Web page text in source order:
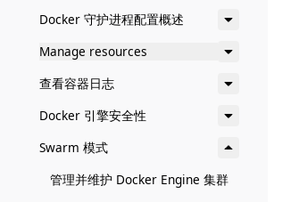
Docker 守护进程配置概述
Manage resources
查看容器日志
Docker 引擎安全性
Swarm 模式
管理并维护 Docker Engine 集群